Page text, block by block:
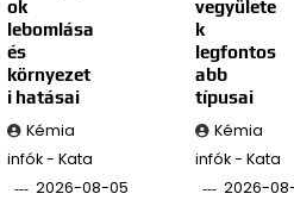
ok
lebomlása
és
környezet
i hatásai
Kémia
infók - Kata
2026-08-05
vegyülete
k
legfontos
abb
típusai
Kémia
infók - Kata
2026-